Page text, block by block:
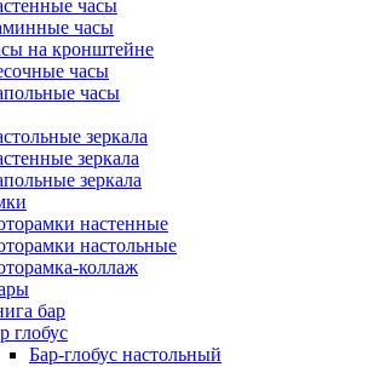
часы
часы
на кронштейне
часы
часы
зеркала
зеркала
зеркала
настенные
настольные
коллаж
бар
глобус
Бар-глобус настольный